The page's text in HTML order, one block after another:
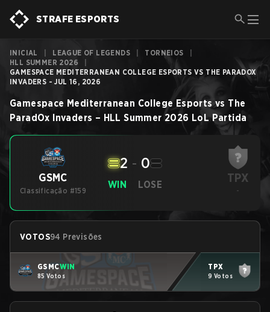
STRAFE ESPORTS
INICIAL LEAGUE OF LEGENDS TORNEIOS
HLL SUMMER 2026
GAMESPACE MEDITERRANEAN COLLEGE ESPORTS VS THE PARADOX
INVADERS - JUL 16, 2026
Gamespace Mediterranean College Esports vs The
ParadOx Invaders – HLL Summer 2026 LoL Partida
GSMC
Classificação #159
WIN
2 - 0
LOSE TPX⁠
-
VOTOS94 Previsões
GSMCWIN
85 Votos
TPX⁠
9 Votos